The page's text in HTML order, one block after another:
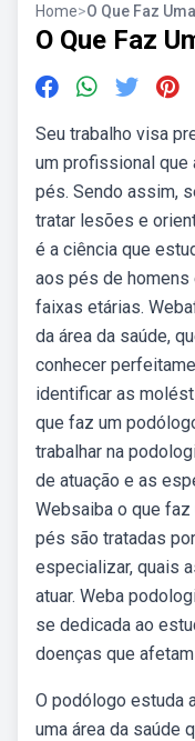
Home>O Que Faz
O Que Faz
Seu trabalho visa
um profissional que
pés. Sendo assim,
tratar lesões e
é a ciência que
aos pés de
faixas etárias.
da área da saúde,
conhecer
identificar as
que faz um
trabalhar na
de atuação e as
Websaiba o que
pés são tratadas
especializar, quais
atuar. Weba
se dedicada ao
doenças que
O podólogo estuda
uma área da saúde